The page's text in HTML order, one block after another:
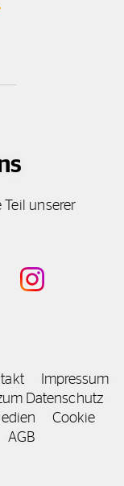
Teil unserer
Impressum
Datenschutz
Cookie
AGB